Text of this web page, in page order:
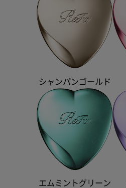
シャンパンゴールド
エムミントグリーン